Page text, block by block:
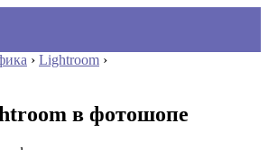
› Lightroom ›
в фотошопе